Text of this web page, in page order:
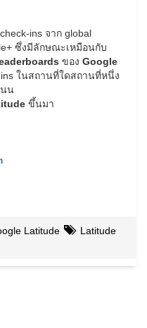
ins จาก global
ซึ่งมีลักษณะเหมือนกับ
ของ Google
ins ในสถานที่ใดสถานที่หนึ่ง
นน
ขึ้นมา
Latitude
Latitude